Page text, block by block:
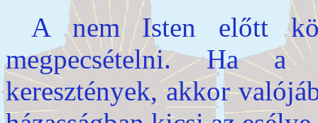
A nem Isten előtt
megpecsételni. Ha a
keresztények, akkor